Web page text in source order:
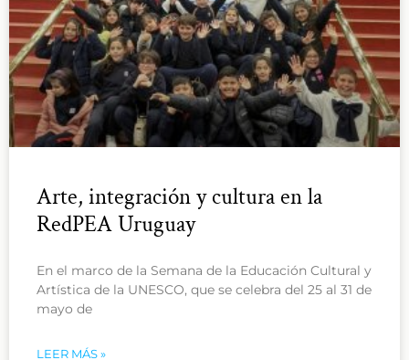
Arte, integración y cultura en la
RedPEA Uruguay
En el marco de la Semana de la Educación Cultural y
Artística de la UNESCO, que se celebra del 25 al 31 de
mayo de
LEER MÁS »